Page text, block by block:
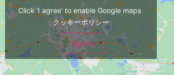
Click 'I agree' to enable Google maps
クッキーポリシー
I agree